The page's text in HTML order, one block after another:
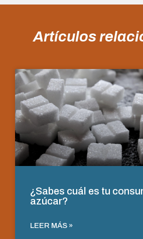
Artículos
¿Sabes cuál es tu
azúcar?
LEER MÁS »